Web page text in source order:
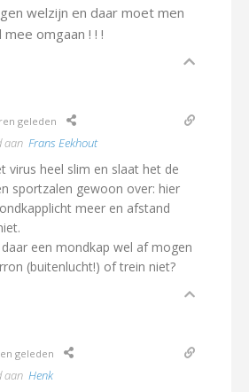
welzijn en daar moet men
omgaan ! ! !
geleden
aan Frans Eekhout
virus heel slim en slaat het de
sportzalen gewoon over: hier
meer en afstand
een mondkap wel af mogen
(buitenlucht!) of trein niet?
geleden
aan Henk